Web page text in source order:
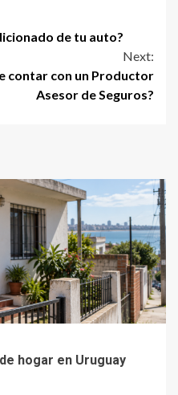
de tu auto?
Next:
contar con un Productor
Asesor de Seguros?
hogar en Uruguay